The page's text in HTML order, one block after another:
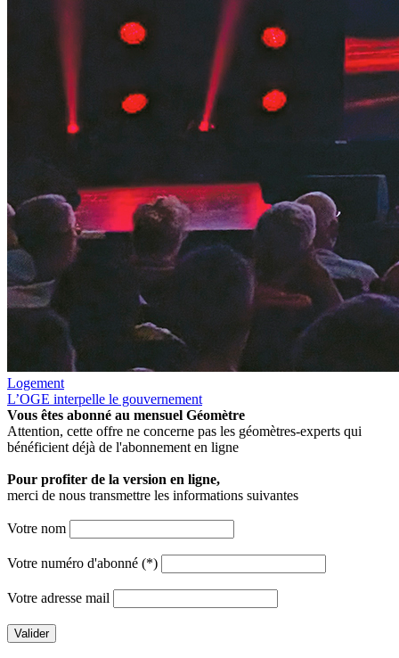
Logement
L’OGE interpelle le gouvernement
Vous êtes abonné au mensuel Géomètre
Attention, cette offre ne concerne pas les géomètres-experts qui
bénéficient déjà de l'abonnement en ligne
Pour profiter de la version en ligne,
merci de nous transmettre les informations suivantes
Votre nom
Votre numéro d'abonné (*)
Votre adresse mail